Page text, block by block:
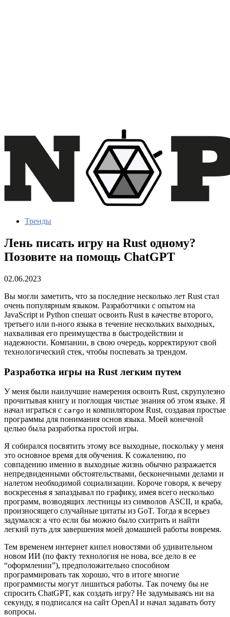
Тренды
Лень писать игру на Rust одному?
Позовите на помощь ChatGPT
02.06.2023
Вы могли заметить, что за последние несколько лет Rust стал
очень популярным языком. Разработчики с опытом на
JavaScript и Python спешат освоить Rust в качестве второго,
третьего или n-ного языка в течение нескольких выходных,
нахваливая его преимущества в быстродействии и
надежности. Компании, в свою очередь, корректируют свой
технологический стек, чтобы поспевать за трендом.
Разработка игры на Rust легким путем
У меня были наилучшие намерения освоить Rust, скрупулезно
прочитывая книгу и поглощая чистые знания об этом языке. Я
начал играться с cargo и компилятором Rust, создавая простые
программы для понимания основ языка. Моей конечной
целью была разработка простой игры.
Я собирался посвятить этому все выходные, поскольку у меня
это основное время для обучения. К сожалению, по
совпадению именно в выходные жизнь обычно разражается
непредвиденными обстоятельствами, бесконечными делами и
налетом необходимой социализации. Короче говоря, к вечеру
воскресенья я запаздывал по графику, имея всего несколько
программ, возводящих лестницы из символов ASCII, и краба,
произносящего случайные цитаты из GoT. Тогда я всерьез
задумался: а что если бы можно было схитрить и найти
легкий путь для завершения моей домашней работы вовремя.
Тем временем интернет кипел новостями об удивительном
новом ИИ (по факту технология не нова, все дело в ее
“оформлении”), предположительно способном
программировать так хорошо, что в итоге многие
программисты могут лишиться работы. Так почему бы не
спросить ChatGPT, как создать игру? Не задумываясь ни на
секунду, я подписался на сайт OpenAI и начал задавать боту
вопросы.